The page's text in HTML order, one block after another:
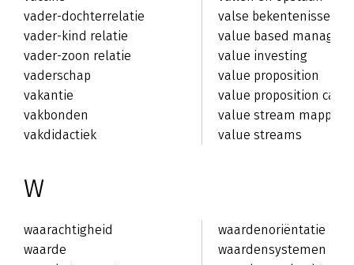
vader-dochterrelatie
vader-kind relatie
vader-zoon relatie
vaderschap
vakantie
vakbonden
vakdidactiek
valse bekentenissen
value based
value investing
value proposition
value proposition
value stream mapping
value streams
W
waarachtigheid
waarde
waardenoriëntatie
waardensystemen